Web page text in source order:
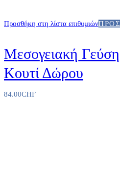
Προσθήκη στη λίστα επιθυμιών
Μεσογειακή
Κουτί Δώρου
84.00CHF